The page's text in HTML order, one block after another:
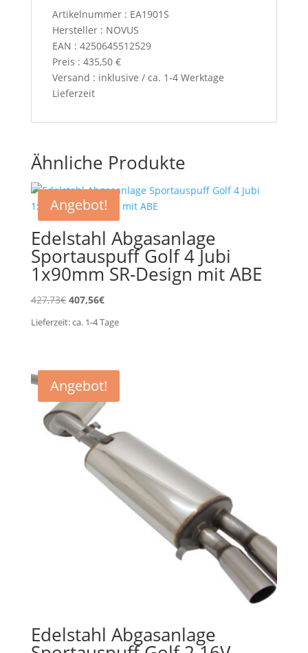
Artikelnummer : EA1901S
Hersteller : NOVUS
EAN : 4250645512529
Preis : 435,50 €
Versand : inklusive / ca. 1-4 Werktage
Lieferzeit
Ähnliche Produkte
Angebot!
Edelstahl Abgasanlage
Sportauspuff Golf 4 Jubi
1x90mm SR-Design mit ABE
427,73€ Ursprünglicher
407,56€Aktueller
ist:
Lieferzeit:ca. 1-4Tage
Angebot!
Edelstahl Abgasanlage